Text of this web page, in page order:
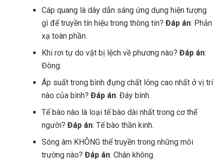
Cáp quang là dây dẫn sáng ứng dụng hiện tượng
gì để truyền tín hiệu trong thông tin? Đáp án: Phản
xạ toàn phần.
Khi rơi tự do vật bị lệch về phương nào? Đáp án:
Đông.
Áp suất trong bình đựng chất lỏng cao nhất ở vị trí
nào của bình? Đáp án: Đáy bình.
Tế bào nào là loại tế bào dài nhất trong cơ thể
người? Đáp án: Tế bào thần kinh.
Sóng âm KHÔNG thể truyền trong những môi
trường nào? Đáp án: Chân không.